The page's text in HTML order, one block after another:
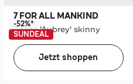
7 FOR ALL MANKIND
Jeans 'Aubrey' skinny
-52%*
SUNDEAL
Jetzt shoppen